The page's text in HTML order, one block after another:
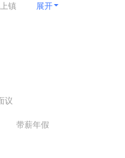
镇
展开
议
带薪年假